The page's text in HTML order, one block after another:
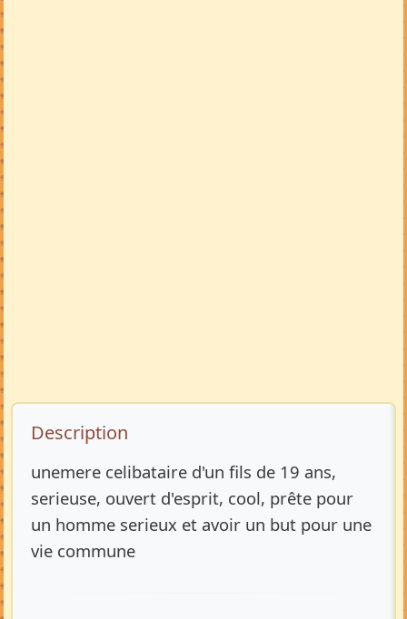
Description de l’annonce
Description
unemere celibataire d'un fils de 19 ans,
serieuse, ouvert d'esprit, cool, prête pour
un homme serieux et avoir un but pour une
vie commune